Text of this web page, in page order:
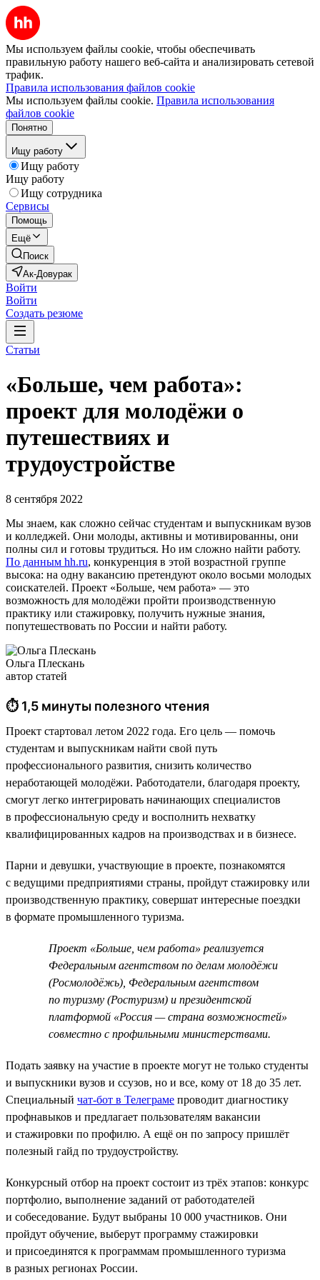
Мы используем файлы cookie, чтобы обеспечивать
правильную работу нашего веб-сайта и анализировать сетевой
трафик.
Правила использования файлов cookie
Мы используем файлы cookie. Правила использования
файлов cookie
Понятно
Ищу работу
Ищу работу
Ищу работу
Ищу сотрудника
Сервисы
Помощь
Ещё
Поиск
Ак-Довурак
Войти
Войти
Создать резюме
Статьи
«Больше, чем работа»:
проект для молодёжи о
путешествиях и
трудоустройстве
8 сентября 2022
Мы знаем, как сложно сейчас студентам и выпускникам вузов
и колледжей. Они молоды, активны и мотивированны, они
полны сил и готовы трудиться. Но им сложно найти работу.
По данным hh.ru, конкуренция в этой возрастной группе
высока: на одну вакансию претендуют около восьми молодых
соискателей. Проект «Больше, чем работа» — это
возможность для молодёжи пройти производственную
практику или стажировку, получить нужные знания,
попутешествовать по России и найти работу.
Ольга Плескань
автор статей
⏱ 1,5 минуты полезного чтения
Проект стартовал летом 2022 года. Его цель — помочь
студентам и выпускникам найти свой путь
профессионального развития, снизить количество
неработающей молодёжи. Работодатели, благодаря проекту,
смогут легко интегрировать начинающих специалистов
в профессиональную среду и восполнить нехватку
квалифицированных кадров на производствах и в бизнесе.
Парни и девушки, участвующие в проекте, познакомятся
с ведущими предприятиями страны, пройдут стажировку или
производственную практику, совершат интересные поездки
в формате промышленного туризма.
Проект «Больше, чем работа» реализуется
Федеральным агентством по делам молодёжи
(Росмолодёжь), Федеральным агентством
по туризму (Ростуризм) и президентской
платформой «Россия — страна возможностей»
совместно с профильными министерствами.
Подать заявку на участие в проекте могут не только студенты
и выпускники вузов и ссузов, но и все, кому от 18 до 35 лет.
Специальный чат-бот в Телеграме проводит диагностику
профнавыков и предлагает пользователям вакансии
и стажировки по профилю. А ещё он по запросу пришлёт
полезный гайд по трудоустройству.
Конкурсный отбор на проект состоит из трёх этапов: конкурс
портфолио, выполнение заданий от работодателей
и собеседование. Будут выбраны 10 000 участников. Они
пройдут обучение, выберут программу стажировки
и присоединятся к программам промышленного туризма
в разных регионах России.